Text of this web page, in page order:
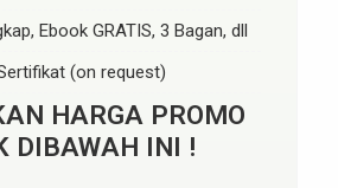
Ebook GRATIS, 3 Bagan, dll
(on request)
HARGA PROMO
DIBAWAH INI !